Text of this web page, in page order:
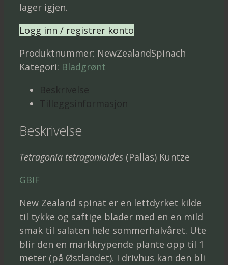
lager igjen.
Logg inn / registrer konto
Produktnummer: NewZealandSpinach
Kategori: Bladgrønt
Beskrivelse
Tilleggsinformasjon
Beskrivelse
Tetragonia tetragonioides (Pallas) Kuntze
GBIF
New Zealand spinat er en lettdyrket kilde
til tykke og saftige blader med en en mild
smak til salaten hele sommerhalvåret. Ute
blir den en markkrypende plante opp til 1
meter (på Østlandet). I drivhus kan den bli